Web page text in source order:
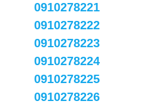
0910278221
0910278222
0910278223
0910278224
0910278225
0910278226